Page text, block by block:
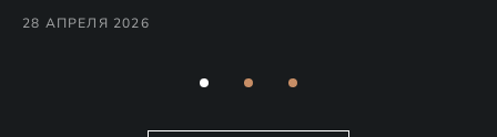
28 АПРЕЛЯ 2026